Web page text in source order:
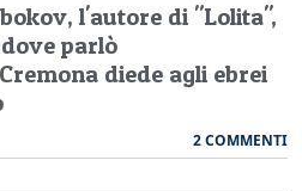
l'autore di "Lolita",
parlò
diede agli ebrei
2 COMMENTI